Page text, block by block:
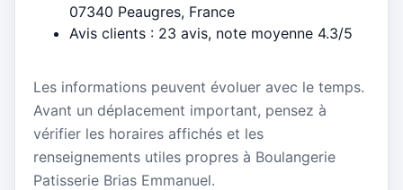
07340 Peaugres, France
Avis clients : 23 avis, note moyenne 4.3/5
Les informations peuvent évoluer avec le temps.
Avant un déplacement important, pensez à
vérifier les horaires affichés et les
renseignements utiles propres à Boulangerie
Patisserie Brias Emmanuel.